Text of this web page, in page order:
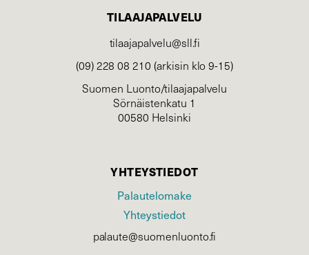
TILAAJAPALVELU
tilaajapalvelu@sll.fi
(09) 228 08 210 (arkisin klo 9-15)
Suomen Luonto/tilaajapalvelu
Sörnäistenkatu 1
00580 Helsinki
YHTEYSTIEDOT
Palautelomake
Yhteystiedot
palaute@suomenluonto.fi